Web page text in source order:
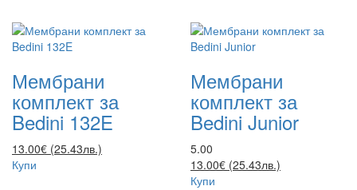
Мембрани
комплект за
Bedini 132E
13.00€ (25.43лв.)
Купи
Мембрани
комплект за
Bedini Junior
5.00
13.00€ (25.43лв.)
Купи